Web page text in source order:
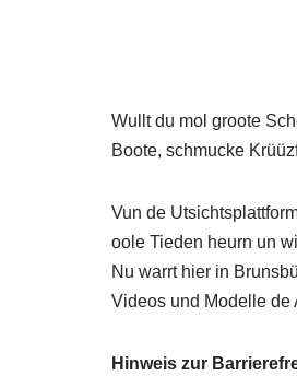
Wullt du mol groote
Boote, schmucke
Vun de
oole Tieden heurn un
Nu warrt hier in
Videos und Modelle de
Hinweis zur